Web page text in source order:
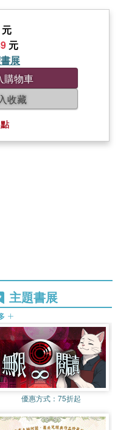
元
元
展
購物車
收藏
主題書展
優惠方式： 75折起